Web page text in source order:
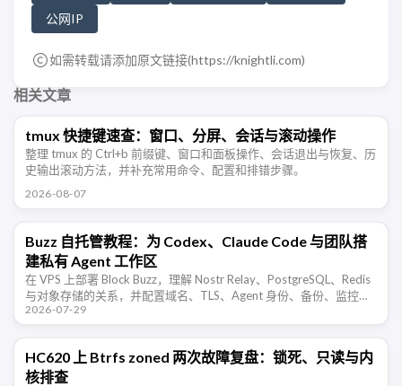
公网IP
如需转载请添加原文链接(https://knightli.com)
相关文章
tmux 快捷键速查：窗口、分屏、会话与滚动操作
整理 tmux 的 Ctrl+b 前缀键、窗口和面板操作、会话退出与恢复、历
史输出滚动方法，并补充常用命令、配置和排错步骤。
2026-08-07
Buzz 自托管教程：为 Codex、Claude Code 与团队搭
建私有 Agent 工作区
在 VPS 上部署 Block Buzz，理解 Nostr Relay、PostgreSQL、Redis
与对象存储的关系，并配置域名、TLS、Agent 身份、备份、监控和
公网安全。
2026-07-29
HC620 上 Btrfs zoned 两次故障复盘：锁死、只读与内
核排查